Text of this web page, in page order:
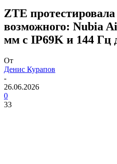
ZTE
возможного: Nubia
мм с IP69K и 144 Гц
От
Денис Курапов
-
26.06.2026
0
33